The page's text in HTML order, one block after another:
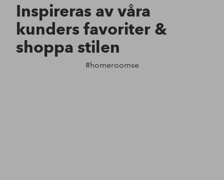
Inspireras av våra
kunders favoriter &
shoppa stilen
#homeroomse